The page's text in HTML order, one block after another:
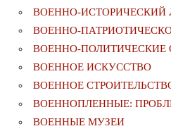
ВОЕННО-ИСТОРИЧЕСКИЙ
ВОЕННО-
ВОЕННО-
ВОЕННОЕ ИСКУССТВО
ВОЕННОЕ
ВОЕННОПЛЕННЫЕ:
ВОЕННЫЕ МУЗЕИ